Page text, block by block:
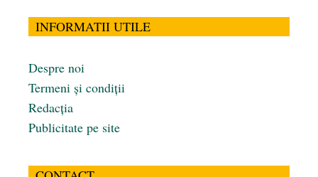
INFORMATII UTILE
Despre noi
Termeni și condiții
Redacția
Publicitate pe site